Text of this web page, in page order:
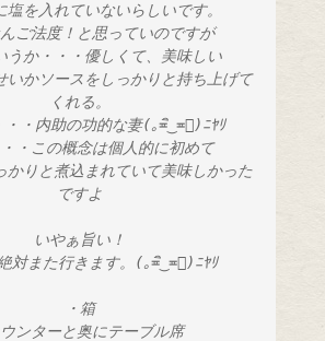
塩を入れていないらしいです。
ご法度！と思っていのですが
うか・・・優しくて、美味しい
くれる。
・・内助の功的な妻(｡≖ิ‿≖ิ)ﾆﾔﾘ
・この概念は個人的に初めて
ですよ
いやぁ旨い！
対また行きます。(｡≖ิ‿≖ิ)ﾆﾔﾘ
・箱
ウンターと奥にテーブル席